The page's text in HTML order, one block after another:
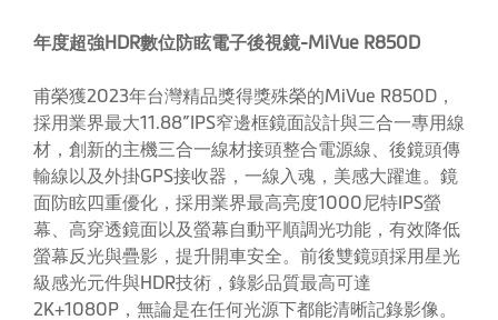
年度超強HDR數位防眩電子後視鏡-MiVue R850D
甫榮獲2023年台灣精品獎得獎殊榮的MiVue R850D，
採用業界最大11.88”IPS窄邊框鏡面設計與三合一專用線
材，創新的主機三合一線材接頭整合電源線、後鏡頭傳
輸線以及外掛GPS接收器，一線入魂，美感大躍進。鏡
面防眩四重優化，採用業界最高亮度1000尼特IPS螢
幕、高穿透鏡面以及螢幕自動平順調光功能，有效降低
螢幕反光與疊影，提升開車安全。前後雙鏡頭採用星光
級感光元件與HDR技術，錄影品質最高可達
2K+1080P，無論是在任何光源下都能清晰記錄影像。